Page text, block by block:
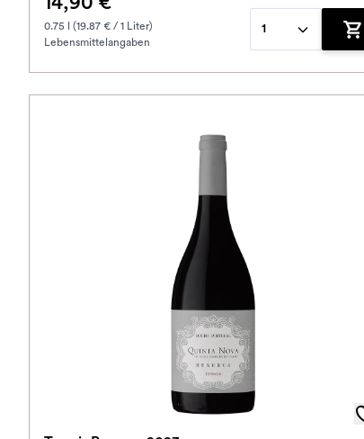
0.75 l (19.87 € / 1 Liter)
Lebensmittelangaben
1